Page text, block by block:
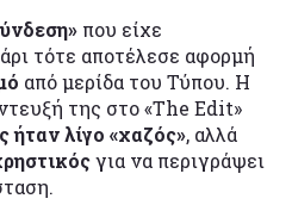
που είχε
τότε αποτέλεσε αφορμή
από μερίδα του Τύπου. Η
της στο «The Edit»
ήταν λίγο «χαζός», αλλά
για να περιγράψει